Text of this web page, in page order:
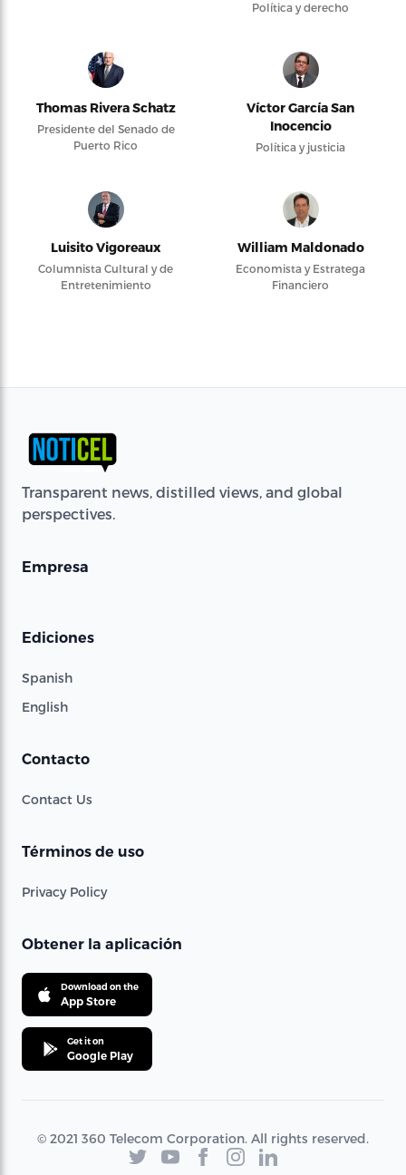
Política y derecho
Thomas Rivera Schatz
Presidente del Senado de
Puerto Rico
Víctor García San
Inocencio
Política y justicia
Luisito Vigoreaux
Columnista Cultural y de
Entretenimiento
William Maldonado
Economista y Estratega
Financiero
Transparent news, distilled views, and global
perspectives.
Empresa
Ediciones
Spanish
English
Contacto
Contact Us
Términos de uso
Privacy Policy
Obtener la aplicación
Download on the
App Store
Get it on
Google Play
© 2021 360 Telecom Corporation. All rights reserved.